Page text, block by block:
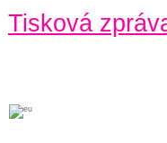
Tisková